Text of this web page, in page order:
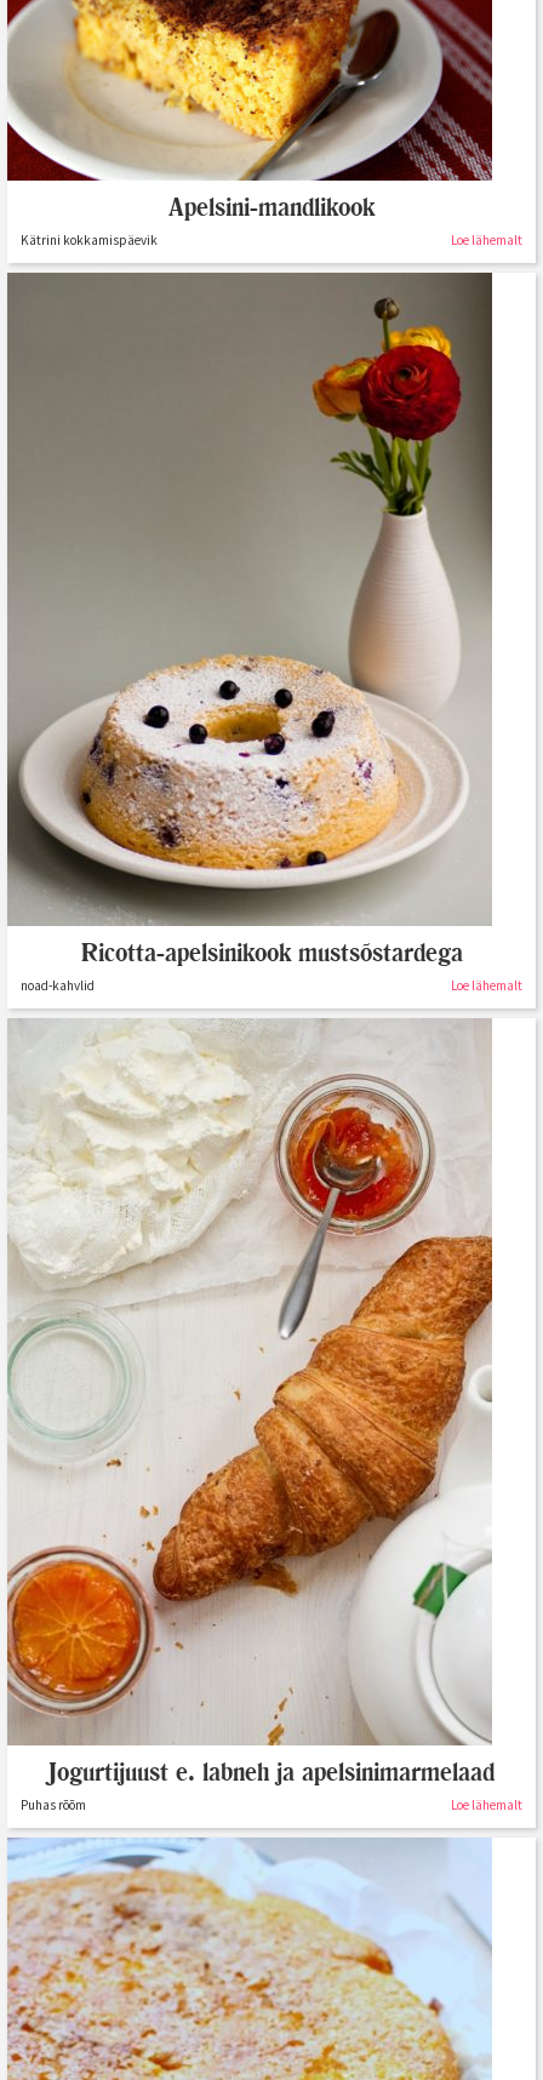
Apelsini-mandlikook
Kätrini kokkamispäevik Loe lähemalt
Ricotta-apelsinikook mustsõstardega
noad-kahvlid Loe lähemalt
Jogurtijuust e. labneh ja apelsinimarmelaad
Puhas rõõm Loe lähemalt